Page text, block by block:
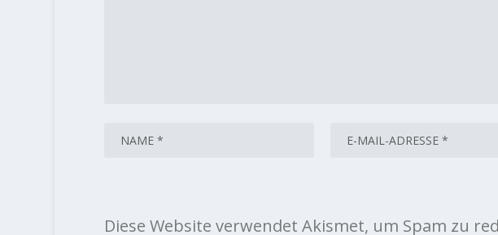
Diese Website verwendet Akismet, um Spam zu